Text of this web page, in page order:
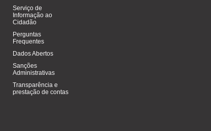
Serviço de
Informação ao
Cidadão
Perguntas
Frequentes
Dados Abertos
Sanções
Administrativas
Transparência e
prestação de contas